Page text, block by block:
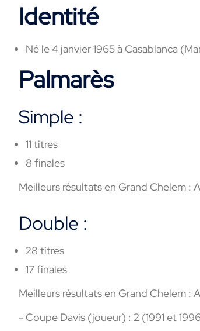
Identité
Né le 4 janvier 1965 à Casablanca
Palmarès
Simple :
11 titres
8 finales
Meilleurs résultats en Grand Chelem :
Double :
28 titres
17 finales
Meilleurs résultats en Grand Chelem :
- Coupe Davis (joueur) : 2 (1991 et